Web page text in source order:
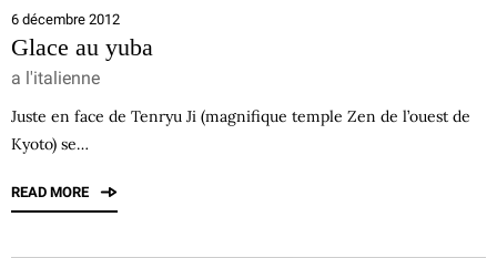
6 décembre 2012
Glace au yuba
a l'italienne
Juste en face de Tenryu Ji (magnifique temple Zen de l’ouest de
Kyoto) se…
READ MORE